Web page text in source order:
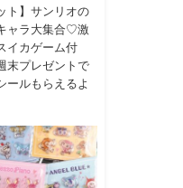
ト】サンリオの
ャラ大集合♡激
イカゲーム付
末プレゼントで
ールもらえるよ